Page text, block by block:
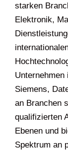
starken
Elektronik,
Siemens,
an Branchen
qualifizierten
Ebenen und
Spektrum an